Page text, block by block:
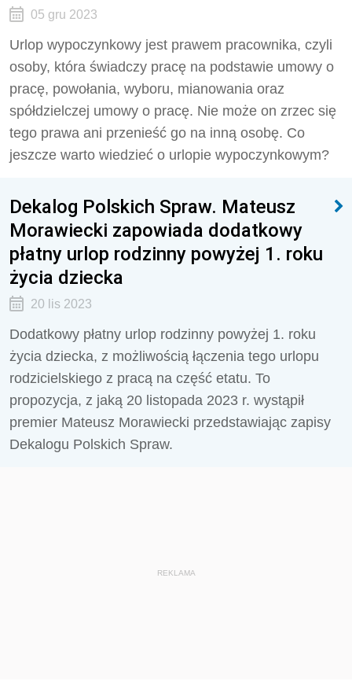
05 gru 2023
Urlop wypoczynkowy jest prawem pracownika, czyli
osoby, która świadczy pracę na podstawie umowy o
pracę, powołania, wyboru, mianowania oraz
spółdzielczej umowy o pracę. Nie może on zrzec się
tego prawa ani przenieść go na inną osobę. Co
jeszcze warto wiedzieć o urlopie wypoczynkowym?
Dekalog Polskich Spraw. Mateusz
Morawiecki zapowiada dodatkowy
płatny urlop rodzinny powyżej 1. roku
życia dziecka
20 lis 2023
Dodatkowy płatny urlop rodzinny powyżej 1. roku
życia dziecka, z możliwością łączenia tego urlopu
rodzicielskiego z pracą na część etatu. To
propozycja, z jaką 20 listopada 2023 r. wystąpił
premier Mateusz Morawiecki przedstawiając zapisy
Dekalogu Polskich Spraw.
REKLAMA